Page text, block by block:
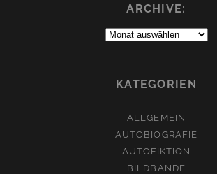
ARCHIVE:
Archive:
KATEGORIEN
ALLGEMEIN
AUTOBIOGRAFIE
AUTOFIKTION
BILDBÄNDE